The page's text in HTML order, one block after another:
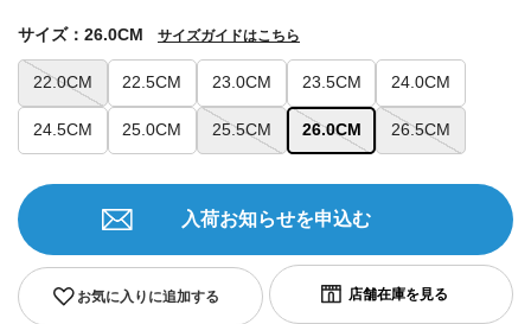
22.0CM 22.5CM 23.0CM 23.5CM 24.0CM
24.5CM 25.0CM 25.5CM 26.0CM 26.5CM
サイズ：26.0CM サイズガイドはこちら
お気に入りに追加する
入荷お知らせを申込む